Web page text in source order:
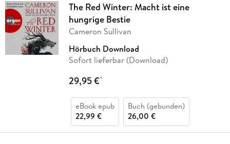
The Red Winter: Macht ist eine
hungrige Bestie
Cameron Sullivan
Hörbuch Download
Sofort lieferbar (Download)
29,95 €*
eBook epub
22,99 €
Buch (gebunden)
26,00 €